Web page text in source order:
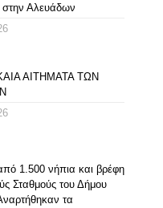
στην Αλευάδων
ΑΙΤΗΜΑΤΑ ΤΩΝ
1.500 νήπια και βρέφη
Σταθμούς του Δήμου
τα